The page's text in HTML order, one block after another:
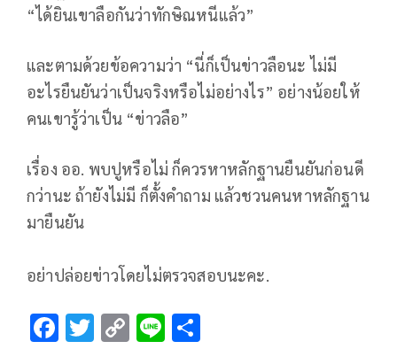
“ได้ยินเขาลือกันว่าทักษิณหนีแล้ว”
และตามด้วยข้อความว่า “นี่ก็เป็นข่าวลือนะ ไม่มี
อะไรยืนยันว่าเป็นจริงหรือไม่อย่างไร” อย่างน้อยให้
คนเขารู้ว่าเป็น “ข่าวลือ”
เรื่อง ออ. พบปูหรือไม่ ก็ควรหาหลักฐานยืนยันก่อนดี
กว่านะ ถ้ายังไม่มี ก็ตั้งคำถาม แล้วชวนคนหาหลักฐาน
มายืนยัน
อย่าปล่อยข่าวโดยไม่ตรวจสอบนะคะ.
F T C Li